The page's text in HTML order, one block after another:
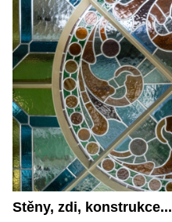
Stěny, zdi, konstrukce...